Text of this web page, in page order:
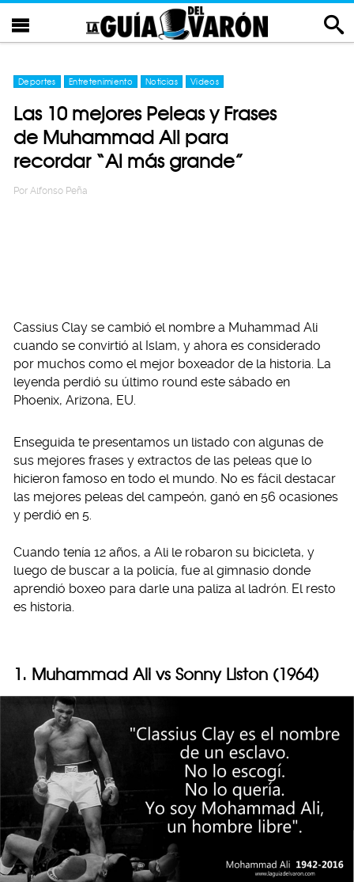
Deportes Entretenimiento Noticias Videos
Las 10 mejores Peleas y Frases
de Muhammad Ali para
recordar “Al más grande”
Por Alfonso Peña
Cassius Clay se cambió el nombre a Muhammad Ali
cuando se convirtió al Islam, y ahora es considerado
por muchos como el mejor boxeador de la historia. La
leyenda perdió su último round este sábado en
Phoenix, Arizona, EU.
Enseguida te presentamos un listado con algunas de
sus mejores frases y extractos de las peleas que lo
hicieron famoso en todo el mundo. No es fácil destacar
las mejores peleas del campeón, ganó en 56 ocasiones
y perdió en 5.
Cuando tenía 12 años, a Ali le robaron su bicicleta, y
luego de buscar a la policía, fue al gimnasio donde
aprendió boxeo para darle una paliza al ladrón. El resto
es historia.
1. Muhammad Ali vs Sonny Liston (1964)